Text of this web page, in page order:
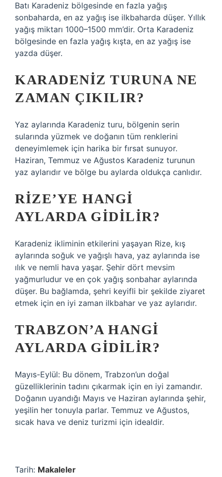
Batı Karadeniz bölgesinde en fazla yağış
sonbaharda, en az yağış ise ilkbaharda düşer. Yıllık
yağış miktarı 1000–1500 mm’dir. Orta Karadeniz
bölgesinde en fazla yağış kışta, en az yağış ise
yazda düşer.
KARADENIZ TURUNA NE
ZAMAN ÇIKILIR?
Yaz aylarında Karadeniz turu, bölgenin serin
sularında yüzmek ve doğanın tüm renklerini
deneyimlemek için harika bir fırsat sunuyor.
Haziran, Temmuz ve Ağustos Karadeniz turunun
yaz aylarıdır ve bölge bu aylarda oldukça canlıdır.
RIZE’YE HANGI
AYLARDA GIDILIR?
Karadeniz ikliminin etkilerini yaşayan Rize, kış
aylarında soğuk ve yağışlı hava, yaz aylarında ise
ılık ve nemli hava yaşar. Şehir dört mevsim
yağmurludur ve en çok yağış sonbahar aylarında
düşer. Bu bağlamda, şehri keyifli bir şekilde ziyaret
etmek için en iyi zaman ilkbahar ve yaz aylarıdır.
TRABZON’A HANGI
AYLARDA GIDILIR?
Mayıs-Eylül: Bu dönem, Trabzon’un doğal
güzelliklerinin tadını çıkarmak için en iyi zamandır.
Doğanın uyandığı Mayıs ve Haziran aylarında şehir,
yeşilin her tonuyla parlar. Temmuz ve Ağustos,
sıcak hava ve deniz turizmi için idealdir.
Tarih: Makaleler